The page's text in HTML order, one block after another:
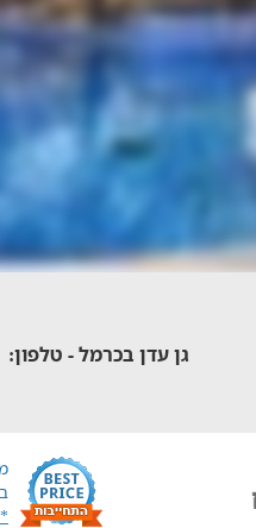
גן עדן בכרמל - טלפון: